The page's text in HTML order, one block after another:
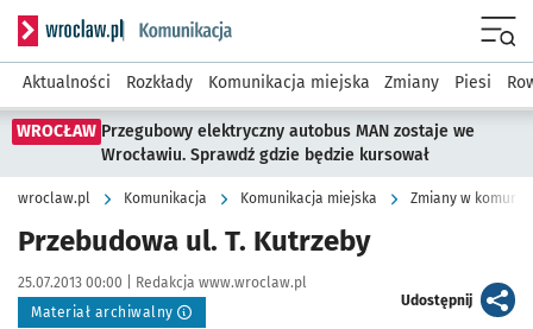
Serwis informacyjny wroclaw.pl podserwis: Komunikacja
Aktualności Rozkłady Komunikacja miejska Zmiany Piesi
WROCŁAW Przegubowy elektryczny autobus MAN zostaje we
Wrocławiu. Sprawdź gdzie będzie kursował
wroclaw.pl Komunikacja Komunikacja miejska Zmiany w
Przebudowa ul. T. Kutrzeby
Data publikacji:
25.07.2013 00:00 | Autor:
Redakcja www.wroclaw.pl
Materiał archiwalny
Udostępnijartykuł